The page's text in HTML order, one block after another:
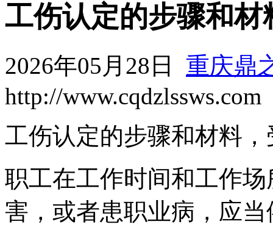
工伤认定的步骤和
2026年05月28日 重庆鼎
http://www.cqdzlssws.com
工伤认定的步骤和材料
职工在工作时间和工作
害，或者患职业病，应